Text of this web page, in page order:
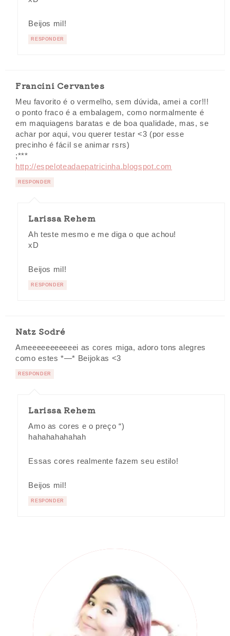
Beijos mil!
RESPONDER
Francini Cervantes
Meu favorito é o vermelho, sem dúvida, amei a cor!!!
o ponto fraco é a embalagem, como normalmente é
em maquiagens baratas e de boa qualidade, mas, se
achar por aqui, vou querer testar <3 (por esse
precinho é fácil se animar rsrs)
;***
http://espeloteadaepatricinha.blogspot.com
RESPONDER
Larissa Rehem
Ah teste mesmo e me diga o que achou!
xD
Beijos mil!
RESPONDER
Natz Sodré
Ameeeeeeeeeeei as cores miga, adoro tons alegres
como estes *—* Beijokas <3
RESPONDER
Larissa Rehem
Amo as cores e o preço “)
hahahahahahah
Essas cores realmente fazem seu estilo!
Beijos mil!
RESPONDER